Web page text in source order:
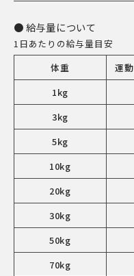
給与量について
1日あたりの給与量目安
体重
運
1kg
3kg
5kg
10kg
20kg
30kg
50kg
70kg